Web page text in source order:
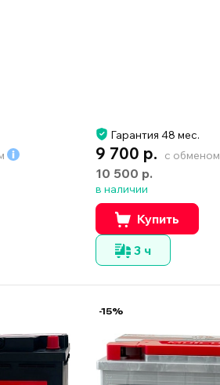
Гарантия 48 мес.
9 700 р. с обменом
10 500 р.
в наличии
Купить
3 ч
-15%